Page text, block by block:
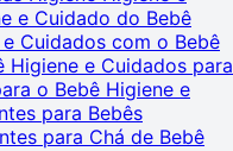
e Cuidado do Bebê
Cuidados com o Bebê
Higiene e Cuidados para
o Bebê Higiene e
para Bebês
para Chá de Bebê